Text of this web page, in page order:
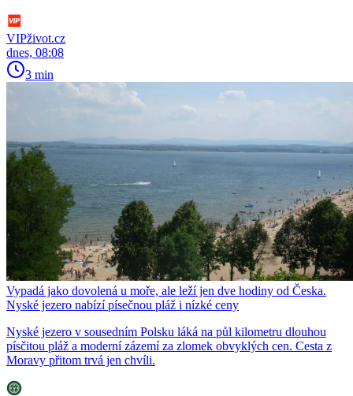
VIPživot.cz
dnes, 08:08
3 min
Vypadá jako dovolená u moře, ale leží jen dve hodiny od Česka.
Nyské jezero nabízí písečnou pláž i nízké ceny
Nyské jezero v sousedním Polsku láká na půl kilometru dlouhou
písčitou pláž a moderní zázemí za zlomek obvyklých cen. Cesta z
Moravy přitom trvá jen chvíli.